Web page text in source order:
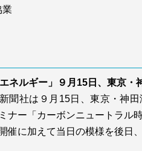
６月、紙面・バーチャル
をコンセプトにしたダイレ
社コーポレートサイト上の
を駆使し、リフォームや
間除菌機器など多彩な商
業
長野ＬＰ協会長野支部（
長野県坂城町の坂城町立
ネルギー」９月15日、東京・
聞社は９月15日、東京・神
ナー「カーボンニュートラル
催に加えて当日の模様を後日